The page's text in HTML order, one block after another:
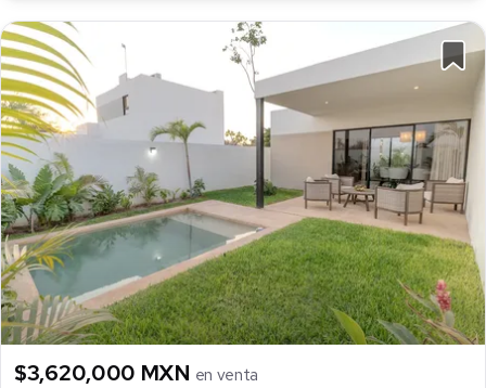
$3,620,000 MXN en venta